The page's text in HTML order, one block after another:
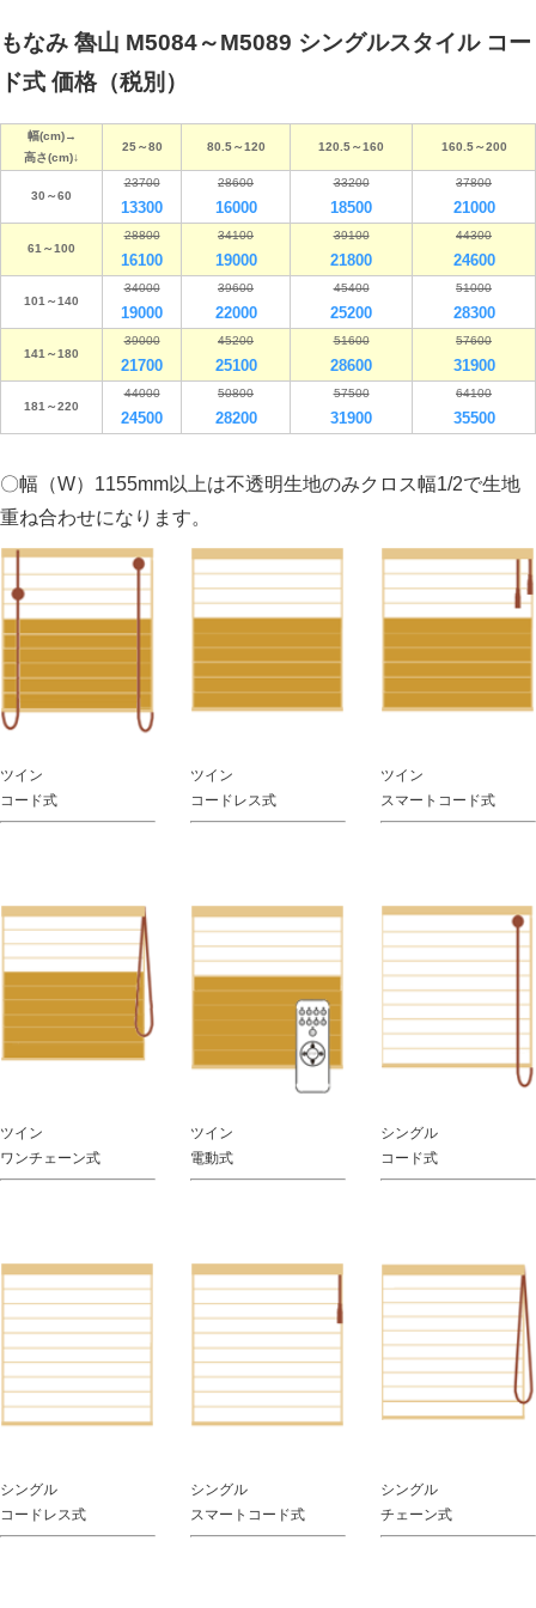
もなみ 魯山 M5084～M5089 シングルスタイル コー
ド式 価格（税別）
幅(cm)→
高さ(cm)↓
25～80 80.5～120 120.5～160 160.5～200
30～60
23700
13300
28600
16000
33200
18500
37800
21000
61～100
28800
16100
34100
19000
39100
21800
44300
24600
101～140
34000
19000
39600
22000
45400
25200
51000
28300
141～180
39000
21700
45200
25100
51600
28600
57600
31900
181～220
44000
24500
50800
28200
57500
31900
64100
35500
〇幅（W）1155mm以上は不透明生地のみクロス幅1/2で生地
重ね合わせになります。
ツイン
コード式
ツイン
コードレス式
ツイン
スマートコード式
ツイン
ワンチェーン式
ツイン
電動式
シングル
コード式
シングル
コードレス式
シングル
スマートコード式
シングル
チェーン式